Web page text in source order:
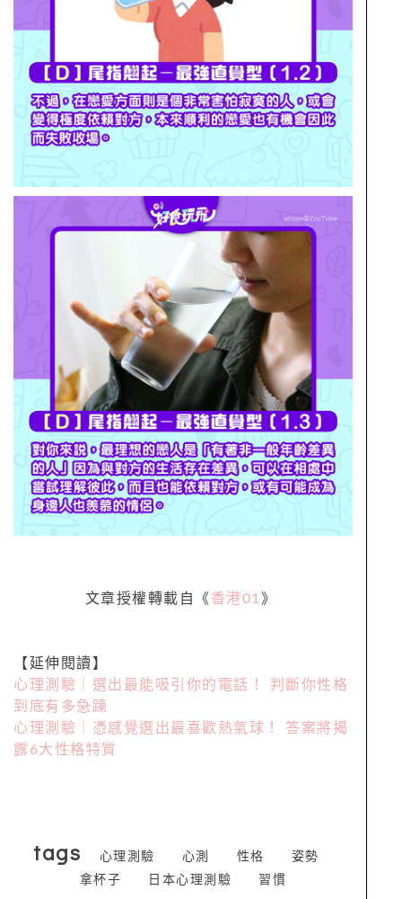
文章授權轉載自《 香港01 》
【延伸閱讀】
心理測驗｜選出最能吸引你的電話！ 判斷你性格
到底有多急躁
心理測驗｜憑感覺選出最喜歡熱氣球！ 答案將揭
露6大性格特質
tags 心理測驗 心測 性格
姿勢
拿杯子
日本心理測驗 習慣